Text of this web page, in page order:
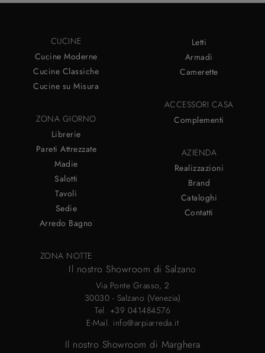
CUCINE
Cucine Moderne
Cucine Classiche
Cucine su Misura
ZONA GIORNO
Librerie
Pareti Attrezzate
Madie
Salotti
Tavoli
Sedie
Arredo Bagno
ZONA NOTTE
Letti
Armadi
Camerette
ACCESSORI CASA
Complementi
AZIENDA
Realizzazioni
Brand
Cataloghi
Contatti
Il nostro Showroom di Salzano
Via Ponte Grasso, 2
30030 - Salzano (Venezia)
Tel. +39 041484576
E-Mail. info@arpiarreda.it
Il nostro Showroom di Marghera